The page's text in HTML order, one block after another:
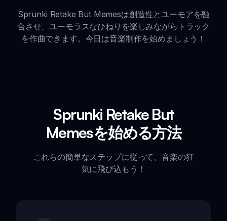
Sprunki Retake But Memesは創造性とユーモアを融
合させ、ユーモラスなひねりを楽しみながらトラック
を作曲できます。今日は音楽制作を始めましょう！
Sprunki Retake But
Memesを始める方法
これらの簡単なステップに従って、音楽の狂
気に飛び込もう！